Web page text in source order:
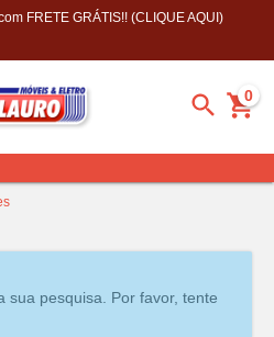
FRETE GRÁTIS!! (CLIQUE AQUI)
0
sua pesquisa. Por favor, tente